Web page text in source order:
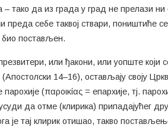
тако да из града у град не прелази
преда себе таквој ствари, поништиће
био постављен.
или ђакони, или уопште који
14–16), остављају своју
парохије (παροικίας = епархије, тј.
да отме (клирика) припадајућег
је тај клирик отишао, такво